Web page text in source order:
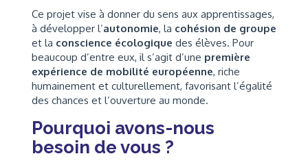
Ce projet vise à donner du sens aux apprentissages,
à développer l’autonomie, la cohésion de groupe
et la conscience écologique des élèves. Pour
beaucoup d’entre eux, il s’agit d’une première
expérience de mobilité européenne, riche
humainement et culturellement, favorisant l’égalité
des chances et l’ouverture au monde.
Pourquoi avons-nous
besoin de vous ?